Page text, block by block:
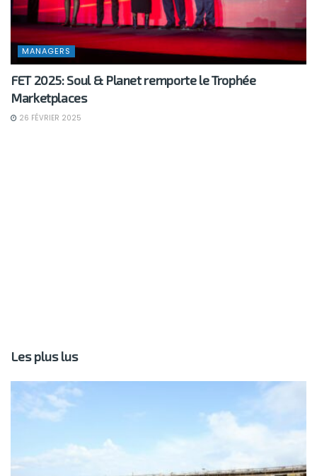
MANAGERS
FET 2025: Soul & Planet remporte le Trophée
Marketplaces
26 FÉVRIER 2025
Les plus lus